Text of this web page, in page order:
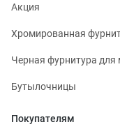
Акция
Хромированная
Черная фурнитура для
Бутылочницы
Покупателям